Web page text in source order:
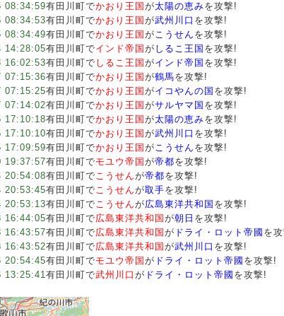
08:34:59有田川町でかおり王国 が太陽の恵みを攻撃!
08:34:53有田川町でかおり王国 が武州川口 を攻撃!
08:34:49有田川町でかおり王国 がこうせん を攻撃!
14:28:05有田川町でインド帝国 が しるこ王国 を攻撃!
16:02:53有田川町で しるこ王国 がインド帝国 を攻撃!
07:15:36有田川町でかおり王国 が鶴馬を攻撃!
07:15:25有田川町でかおり王国 がイコやんの国 を攻撃!
07:14:02有田川町でかおり王国 がサルヤマ国 を攻撃!
17:10:18有田川町でかおり王国 が太陽の恵みを攻撃!
17:10:10有田川町でかおり王国 が武州川口 を攻撃!
17:09:59有田川町でかおり王国 がこうせん を攻撃!
19:37:57有田川町でモユウ帝国 が帝都を攻撃!
20:54:08有田川町でこうせんが帝都を攻撃!
20:53:45有田川町でこうせんが取手を攻撃!
20:53:13有田川町でこうせんが広島東洋共和国 を攻撃!
16:44:05有田川町で広島東洋共和国 が朝日 を攻撃!
16:43:57有田川町で広島東洋共和国 が ドライ・ロット帝國 を
16:43:52有田川町で広島東洋共和国 が武州川口 を攻撃!
20:54:45有田川町でモユウ帝国 が ドライ・ロット帝國 を攻撃!
13:25:41有田川町で武州川口 が ドライ・ロット帝國 を攻撃!